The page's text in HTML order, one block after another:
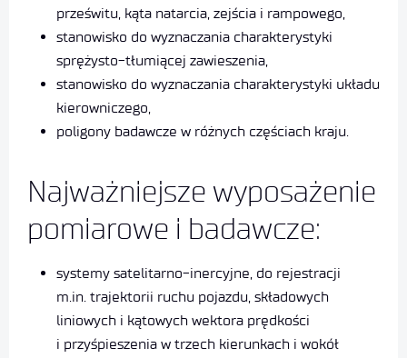
prześwitu, kąta natarcia, zejścia i rampowego,
stanowisko do wyznaczania charakterystyki
sprężysto-tłumiącej zawieszenia,
stanowisko do wyznaczania charakterystyki układu
kierowniczego,
poligony badawcze w różnych częściach kraju.
Najważniejsze wyposażenie
pomiarowe i badawcze:
systemy satelitarno-inercyjne, do rejestracji
m.in. trajektorii ruchu pojazdu, składowych
liniowych i kątowych wektora prędkości
i przyśpieszenia w trzech kierunkach i wokół